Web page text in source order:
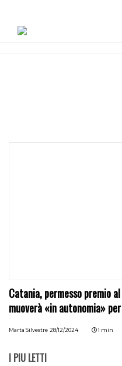
Catania, permesso premio
muoverà «in autonomia»
Marta Silvestre 28/12/2024 1 min
I PIÙ LETTI